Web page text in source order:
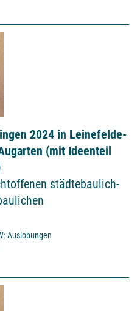
2024 in Leinefelde-
(mit Ideenteil
städtebaulich-
Auslobungen